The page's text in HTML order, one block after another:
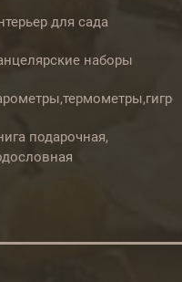
для сада
наборы
подарочная,